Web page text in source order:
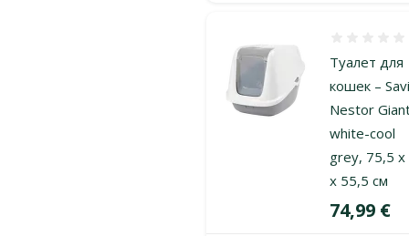
Туалет для
кошек –
Nestor
white-cool
grey, 75,5
x 55,5 см
Цена
74,99 €